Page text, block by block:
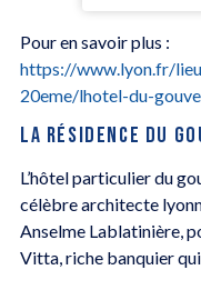
Pour en savoir plus :
https://www.lyon.fr/
20eme/lhotel-du-
LA RÉSIDENCE DU
L’hôtel particulier du
célèbre architecte
Anselme Lablatinière,
Vitta, riche banquier